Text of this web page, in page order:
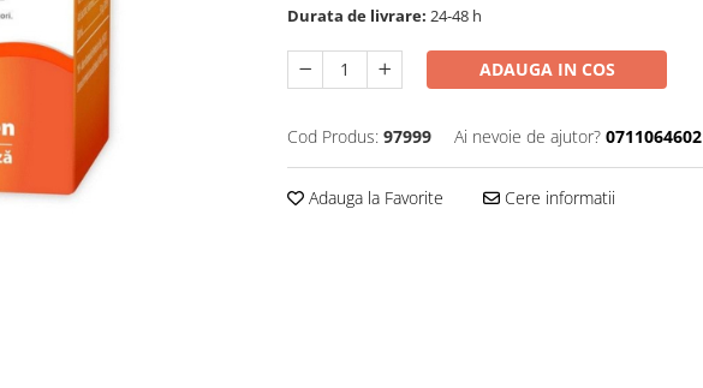
Durata de livrare: 24-48 h
ADAUGA IN COS
Cod Produs: 97999 Ai nevoie de ajutor? 0711064602
Adauga la Favorite Cere informatii